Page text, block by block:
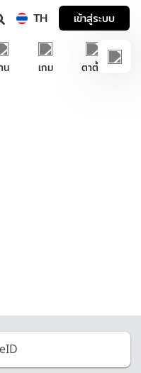
TH เข้าสู่ระบบ
น เกม ตาตั้ง